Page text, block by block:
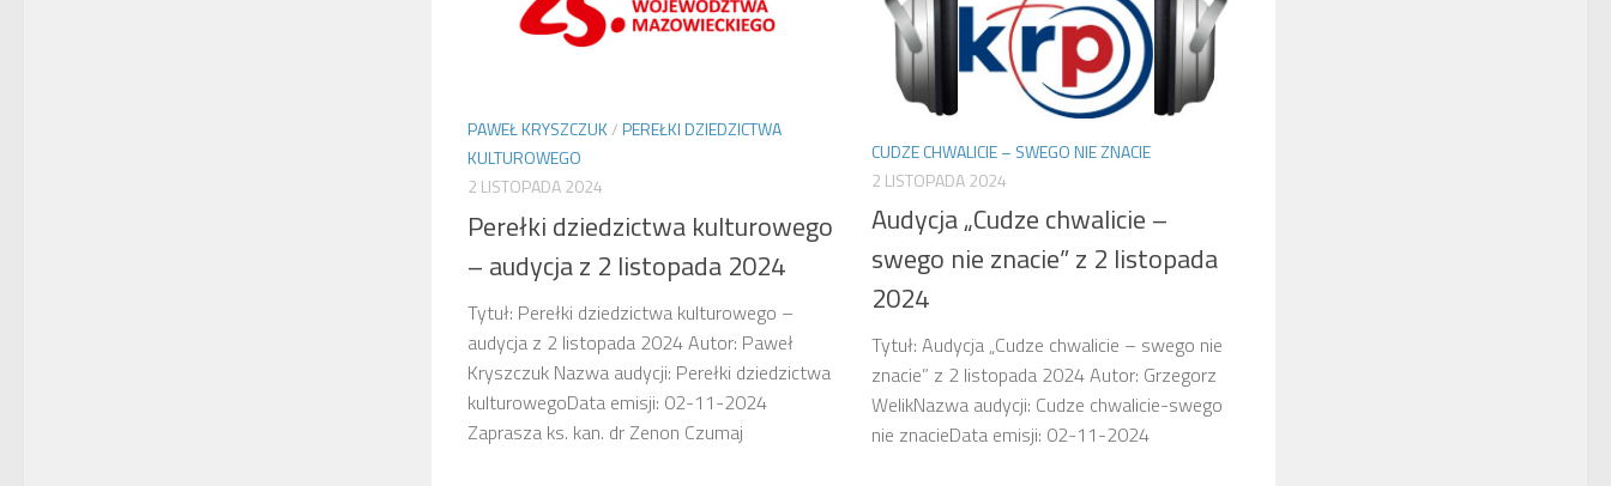
PAWEŁ KRYSZCZUK/PEREŁKI DZIEDZICTWA
KULTUROWEGO
2 LISTOPADA 2024
Perełki dziedzictwa kulturowego
– audycja z 2 listopada 2024
Tytuł: Perełki dziedzictwa kulturowego –
audycja z 2 listopada 2024 Autor: Paweł
Kryszczuk Nazwa audycji: Perełki dziedzictwa
kulturowegoData emisji: 02-11-2024
Zaprasza ks. kan. dr Zenon Czumaj
CUDZE CHWALICIE – SWEGO NIE ZNACIE
2 LISTOPADA 2024
Audycja „Cudze chwalicie –
swego nie znacie” z 2 listopada
2024
Tytuł: Audycja „Cudze chwalicie – swego nie
znacie” z 2 listopada 2024 Autor: Grzegorz
WelikNazwa audycji: Cudze chwalicie-swego
nie znacieData emisji: 02-11-2024